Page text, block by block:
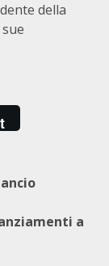
della
a